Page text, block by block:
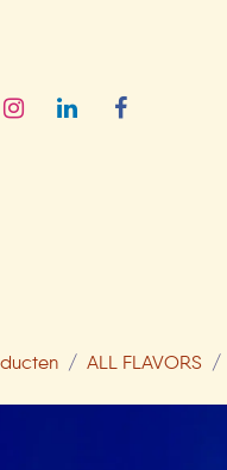
ALL FLAVORS